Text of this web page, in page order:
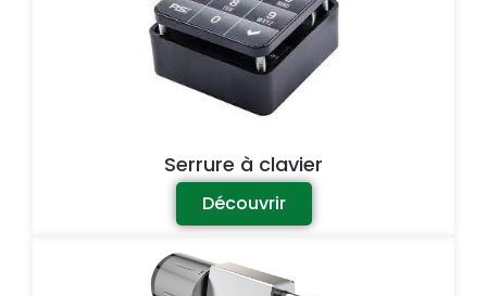
Serrure à clavier
Découvrir